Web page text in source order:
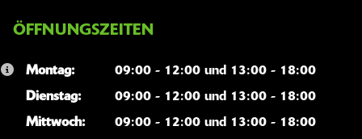
ÖFFNUNGSZEITEN
Montag:
09:00 - 12:00 und 13:00 - 18:00
Dienstag:
09:00 - 12:00 und 13:00 - 18:00
Mittwoch:
09:00 - 12:00 und 13:00 - 18:00